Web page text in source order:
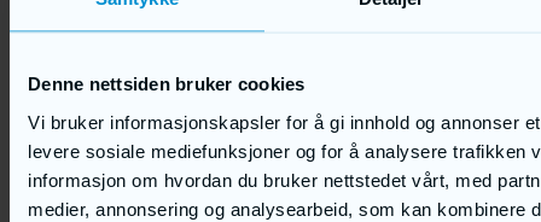
Denne nettsiden bruker cookies
Vi bruker informasjonskapsler for å gi innhold og annonser
levere sosiale mediefunksjoner og for å analysere trafikken
informasjon om hvordan du bruker nettstedet vårt, med
medier, annonsering og analysearbeid, som kan kombinere